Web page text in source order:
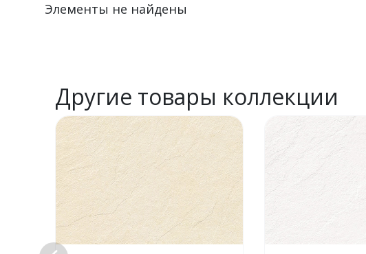
Элементы не найдены
Другие товары коллекции